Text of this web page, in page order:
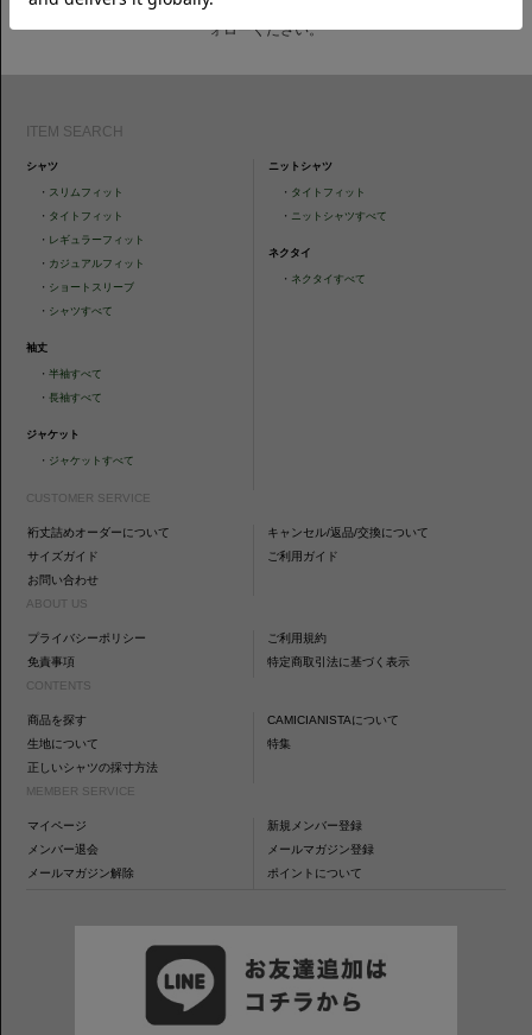
CAMICIANISTAの最新情報、スタイル提案などをおしらせします。是非フ
ォローください。
ITEM SEARCH
シャツ
・ スリムフィット
・ タイトフィット
・ レギュラーフィット
・ カジュアルフィット
・ ショートスリーブ
・ シャツすべて
袖丈
・半袖すべて
・長袖すべて
ジャケット
・ ジャケットすべて
ニットシャツ
・ タイトフィット
・ ニットシャツすべて
ネクタイ
・ ネクタイすべて
CUSTOMER SERVICE
裄丈詰めオーダーについて
キャンセル/返品/交換について
サイズガイド
ご利用ガイド
お問い合わせ
ABOUT US
プライバシーポリシー
ご利用規約
免責事項
特定商取引法に基づく表示
CONTENTS
商品を探す
CAMICIANISTAについて
生地について
特集
正しいシャツの採寸方法
MEMBER SERVICE
マイページ
新規メンバー登録
メンバー退会
メールマガジン登録
メールマガジン解除
ポイントについて